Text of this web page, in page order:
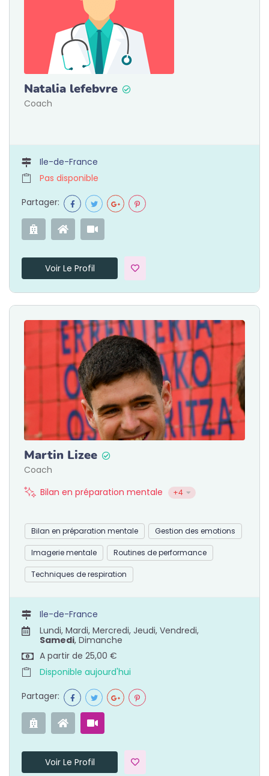
Natalia lefebvre
Coach
Ile-de-France
Pas disponible
Partager:
Voir Le Profil
Martin Lizee
Coach
Bilan en préparation mentale
+4
Bilan en préparation mentale Gestion des emotions
Imagerie mentale Routines de performance
Techniques de respiration
Ile-de-France
Lundi, Mardi, Mercredi, Jeudi, Vendredi,
Samedi, Dimanche
A partir de 25,00 €
Disponible aujourd'hui
Partager:
Voir Le Profil